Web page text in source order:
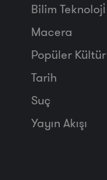
Bilim Teknoloji̇
Macera
Popüler Kültür
Tarih
Suç
Yayın Akışı